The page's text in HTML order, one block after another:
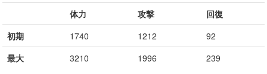
体力 攻撃
回復
初期
1740 1212
92
最大
3210 1996 239